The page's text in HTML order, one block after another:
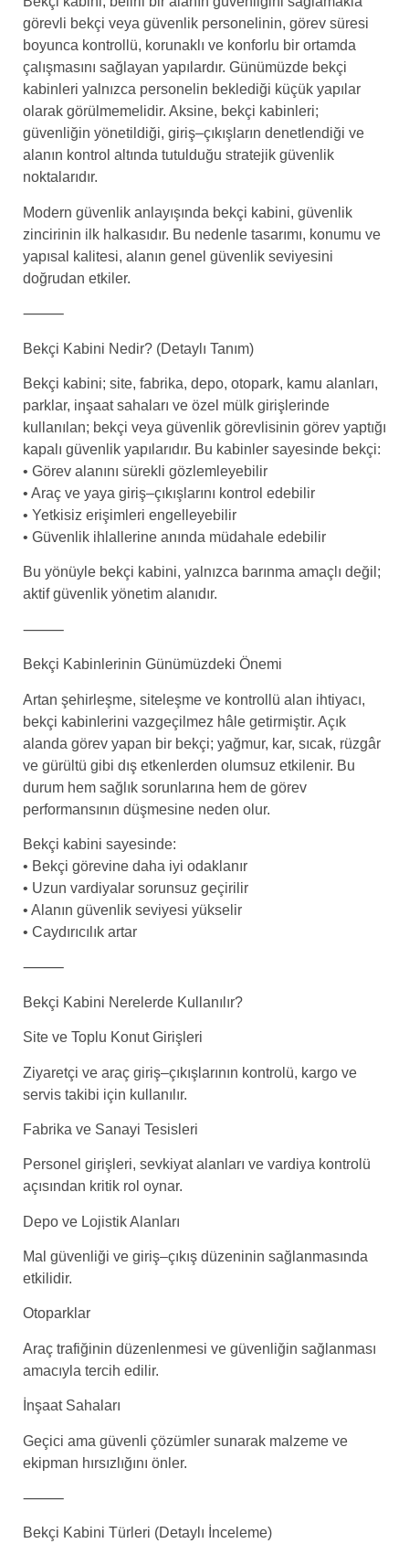
görevli bekçi veya güvenlik personelinin, görev süresi
boyunca kontrollü, korunaklı ve konforlu bir ortamda
çalışmasını sağlayan yapılardır. Günümüzde bekçi
kabinleri yalnızca personelin beklediği küçük yapılar
olarak görülmemelidir. Aksine, bekçi kabinleri;
güvenliğin yönetildiği, giriş–çıkışların denetlendiği ve
alanın kontrol altında tutulduğu stratejik güvenlik
noktalarıdır.
Modern güvenlik anlayışında bekçi kabini, güvenlik
zincirinin ilk halkasıdır. Bu nedenle tasarımı, konumu ve
yapısal kalitesi, alanın genel güvenlik seviyesini
doğrudan etkiler.
⸻
Bekçi Kabini Nedir? (Detaylı Tanım)
Bekçi kabini; site, fabrika, depo, otopark, kamu alanları,
parklar, inşaat sahaları ve özel mülk girişlerinde
kullanılan; bekçi veya güvenlik görevlisinin görev yaptığı
kapalı güvenlik yapılarıdır. Bu kabinler sayesinde bekçi:
• Görev alanını sürekli gözlemleyebilir
• Araç ve yaya giriş–çıkışlarını kontrol edebilir
• Yetkisiz erişimleri engelleyebilir
• Güvenlik ihlallerine anında müdahale edebilir
Bu yönüyle bekçi kabini, yalnızca barınma amaçlı değil;
aktif güvenlik yönetim alanıdır.
⸻
Bekçi Kabinlerinin Günümüzdeki Önemi
Artan şehirleşme, siteleşme ve kontrollü alan ihtiyacı,
bekçi kabinlerini vazgeçilmez hâle getirmiştir. Açık
alanda görev yapan bir bekçi; yağmur, kar, sıcak, rüzgâr
ve gürültü gibi dış etkenlerden olumsuz etkilenir. Bu
durum hem sağlık sorunlarına hem de görev
performansının düşmesine neden olur.
Bekçi kabini sayesinde:
• Bekçi görevine daha iyi odaklanır
• Uzun vardiyalar sorunsuz geçirilir
• Alanın güvenlik seviyesi yükselir
• Caydırıcılık artar
⸻
Bekçi Kabini Nerelerde Kullanılır?
Site ve Toplu Konut Girişleri
Ziyaretçi ve araç giriş–çıkışlarının kontrolü, kargo ve
servis takibi için kullanılır.
Fabrika ve Sanayi Tesisleri
Personel girişleri, sevkiyat alanları ve vardiya kontrolü
açısından kritik rol oynar.
Depo ve Lojistik Alanları
Mal güvenliği ve giriş–çıkış düzeninin sağlanmasında
etkilidir.
Otoparklar
Araç trafiğinin düzenlenmesi ve güvenliğin sağlanması
amacıyla tercih edilir.
İnşaat Sahaları
Geçici ama güvenli çözümler sunarak malzeme ve
ekipman hırsızlığını önler.
⸻
Bekçi Kabini Türleri (Detaylı İnceleme)